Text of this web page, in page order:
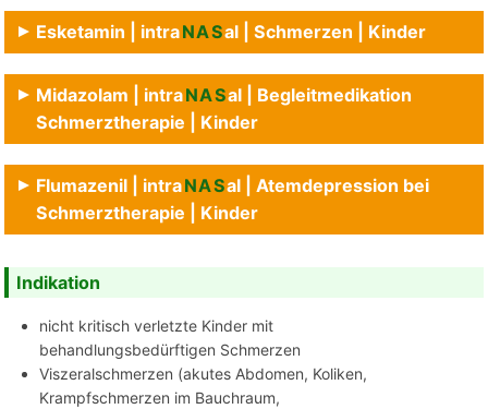
Esketamin | intraNASal | Schmerzen | Kinder
Midazolam | intraNASal | Begleitmedikation
Schmerztherapie | Kinder
Flumazenil | intraNASal | Atemdepression bei
Schmerztherapie | Kinder
Indikation
nicht kritisch verletzte Kinder mit
behandlungsbedürftigen Schmerzen
Viszeralschmerzen (akutes Abdomen, Koliken,
Krampfschmerzen im Bauchraum,